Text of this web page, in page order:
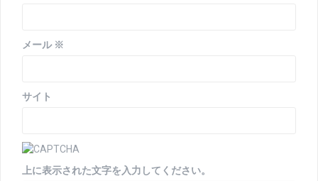
メール ※
サイト
上に表示された文字を入力してください。